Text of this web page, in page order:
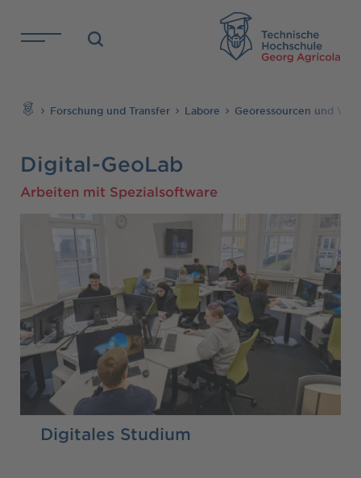
Direkt zu den Inhalten springen
Forschung und Transfer Labore Georessourcen und
Digital-GeoLab
Arbeiten mit Spezialsoftware
Digitales Studium